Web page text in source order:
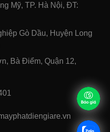
Mỹ, TP. Hà Nội, ĐT:
Gò Dầu, Huyện Long
Bà Điểm, Quận 12,